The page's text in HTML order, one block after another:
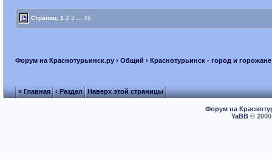
Страниц: 1 2 3 46
Форум на Краснотурьинск.ру› Общий › Краснотурьинск - город и горожане
« Главная ‹ Раздел Наверх этой страницы
Форум на
YaBB©